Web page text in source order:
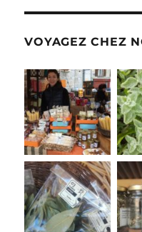
VOYAGEZ CHEZ